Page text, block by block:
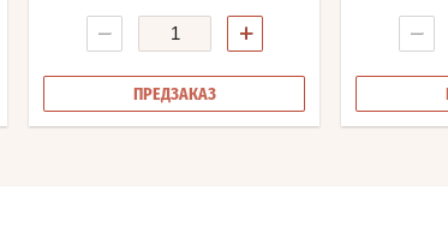
− +
ПРЕДЗАКАЗ
−